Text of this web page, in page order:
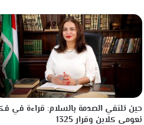
حين تلتقي الصدمة بالسلام: قراءة في
نعومي كلاين وقرار 1325